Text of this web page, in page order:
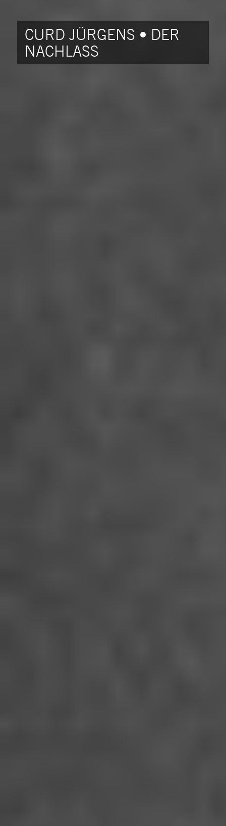
CURD JÜRGENS • DER
NACHLASS